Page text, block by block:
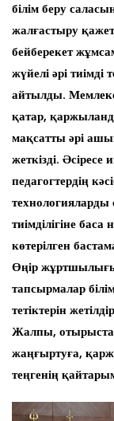
білім беру
жалғастыру
бейберекет
жүйелі әрі
айтылды.
қатар,
мақсатты әрі
жеткізді.
педагогтердің
тиімділігіне
көтерілген
Өңір жұртшылығы
тапсырмалар
тетіктерін
Жалпы, отырыста
жаңғыртуға,
теңгенің